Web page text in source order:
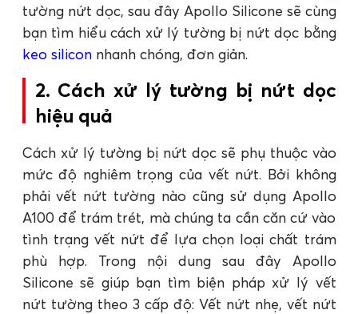
tường nứt dọc, sau đây Apollo Silicone sẽ cùng
bạn tìm hiểu cách xử lý tường bị nứt dọc bằng
keo siliconnhanh chóng, đơn giản.
2. Cách xử lý tường bị nứt dọc
hiệu quả
Cách xử lý tường bị nứt dọc sẽ phụ thuộc vào
mức độ nghiêm trọng của vết nứt. Bởi không
phải vết nứt tường nào cũng sử dụng Apollo
A100 để trám trét, mà chúng ta cần căn cứ vào
tình trạng vết nứt để lựa chọn loại chất trám
phù hợp. Trong nội dung sau đây Apollo
Silicone sẽ giúp bạn tìm biện pháp xử lý vết
nứt tường theo 3 cấp độ: Vết nứt nhẹ, vết nứt